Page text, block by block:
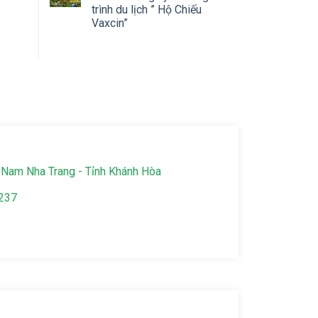
trình du lịch ” Hộ Chiếu
Vaxcin”
Nha Trang - Tỉnh Khánh Hòa